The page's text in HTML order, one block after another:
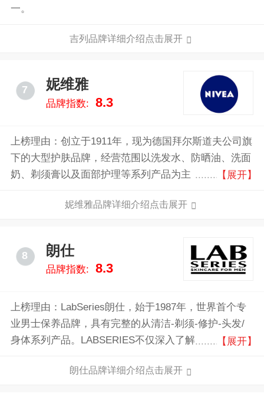
一。
吉列品牌详细介绍点击展开
7 妮维雅
品牌指数: 8.3
上榜理由：创立于1911年，现为德国拜尔斯道夫公司旗
下的大型护肤品牌，经营范围以洗发水、防晒油、洗面
奶、剃须膏以及面部护理等系列产品为主，100年的发
场，如今妮维雅已成为国人乐于亲近、相伴左右的护肤
【展开】
妮维雅品牌详细介绍点击展开
8 朗仕
品牌指数: 8.3
上榜理由：LabSeries朗仕，始于1987年，世界首个专
业男士保养品牌，具有完整的从清洁-剃须-修护-头发/
身体系列产品。LABSERIES不仅深入了解男士对于男
的男士提供专属的男士高效护理产品，其配方通过科技
【展开】
朗仕品牌详细介绍点击展开